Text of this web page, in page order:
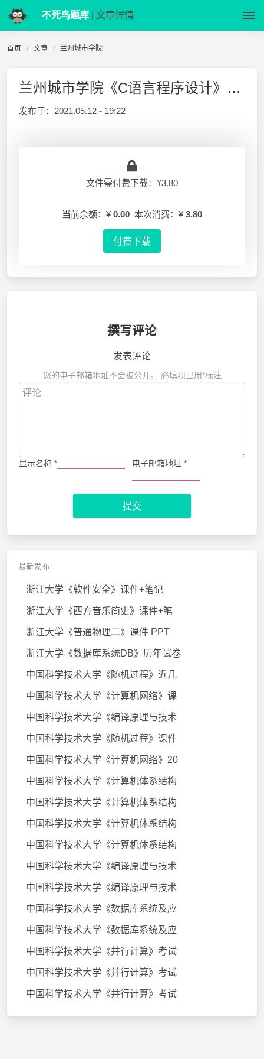
不死鸟题库 | 文章详情
首页 文章 兰州城市学院
兰州城市学院《C语言程序设计》期末考试试题(含答案)
发布于： 2021.05.12 - 19:22
文件需付费下载：¥3.80
当前余额：¥ 0.00 本次消费：¥ 3.80
付费下载
撰写评论
发表评论
您的电子邮箱地址不会被公开。 必填项已用*标注
显示名称 * 电子邮箱地址 *
提交
最新发布
浙江大学《软件安全》课件+笔记
浙江大学《西方音乐简史》课件+笔
浙江大学《普通物理二》课件 PPT
浙江大学《数据库系统DB》历年试卷
中国科学技术大学《随机过程》近几
中国科学技术大学《计算机网络》课
中国科学技术大学《编译原理与技术
中国科学技术大学《随机过程》课件
中国科学技术大学《计算机网络》20
中国科学技术大学《计算机体系结构
中国科学技术大学《计算机体系结构
中国科学技术大学《计算机体系结构
中国科学技术大学《计算机体系结构
中国科学技术大学《编译原理与技术
中国科学技术大学《编译原理与技术
中国科学技术大学《数据库系统及应
中国科学技术大学《数据库系统及应
中国科学技术大学《并行计算》考试
中国科学技术大学《并行计算》考试
中国科学技术大学《并行计算》考试